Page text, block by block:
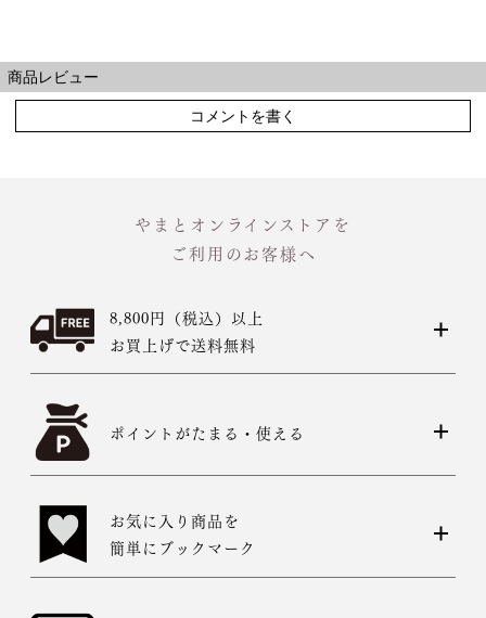
商品レビュー
コメントを書く
やまとオンラインストアを
ご利用のお客様へ
8,800円（税込）以上
お買上げで送料無料
ポイントがたまる・使える
お気に入り商品を
簡単にブックマーク